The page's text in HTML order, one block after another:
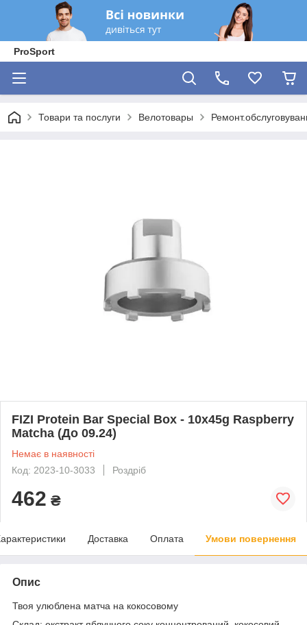
ProSport
Товари та послуги Велотовары
FIZI Protein Bar Special Box - 10x45g Raspberry
Matcha (До 09.24)
Немає в наявності
Код: 2023-10-3033
Роздріб
462 ₴
Доставка Оплата Умови повернення
Опис
Твоя улюблена матча на кокосовому